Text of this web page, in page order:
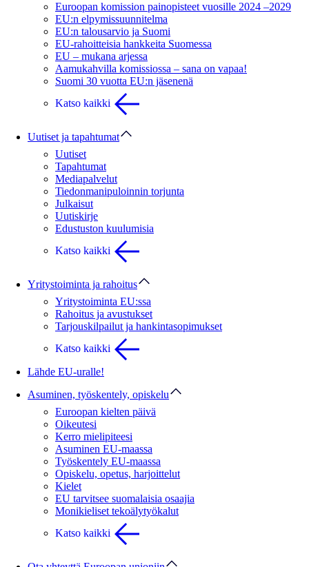
Euroopan komission painopisteet vuosille 2024 –2029
EU:n elpymissuunnitelma
EU:n talousarvio ja Suomi
EU-rahoitteisia hankkeita Suomessa
EU – mukana arjessa
Aamukahvilla komissiossa – sana on vapaa!
Suomi 30 vuotta EU:n jäsenenä
Katso kaikki
Uutiset ja tapahtumat
Uutiset
Tapahtumat
Mediapalvelut
Tiedonmanipuloinnin torjunta
Julkaisut
Uutiskirje
Edustuston kuulumisia
Katso kaikki
Yritystoiminta ja rahoitus
Yritystoiminta EU:ssa
Rahoitus ja avustukset
Tarjouskilpailut ja hankintasopimukset
Katso kaikki
Lähde EU-uralle!
Asuminen, työskentely, opiskelu
Euroopan kielten päivä
Oikeutesi
Kerro mielipiteesi
Asuminen EU-maassa
Työskentely EU-maassa
Opiskelu, opetus, harjoittelut
Kielet
EU tarvitsee suomalaisia osaajia
Monikieliset tekoälytyökalut
Katso kaikki